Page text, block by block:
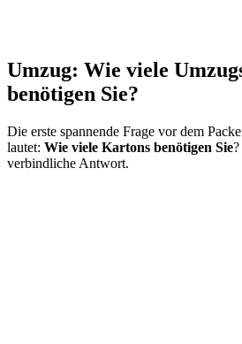
Umzug: Wie viele
benötigen Sie?
Die erste spannende Frage vor dem
lautet: Wie viele Kartons benötigen Sie
verbindliche Antwort.